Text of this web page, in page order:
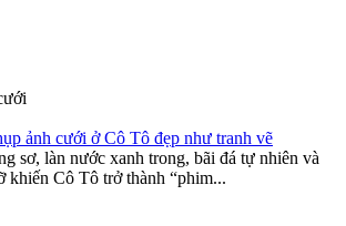
ảnh cưới ở Cô Tô đẹp như tranh vẽ
sơ, làn nước xanh trong, bãi đá tự nhiên và
khiến Cô Tô trở thành “phim...